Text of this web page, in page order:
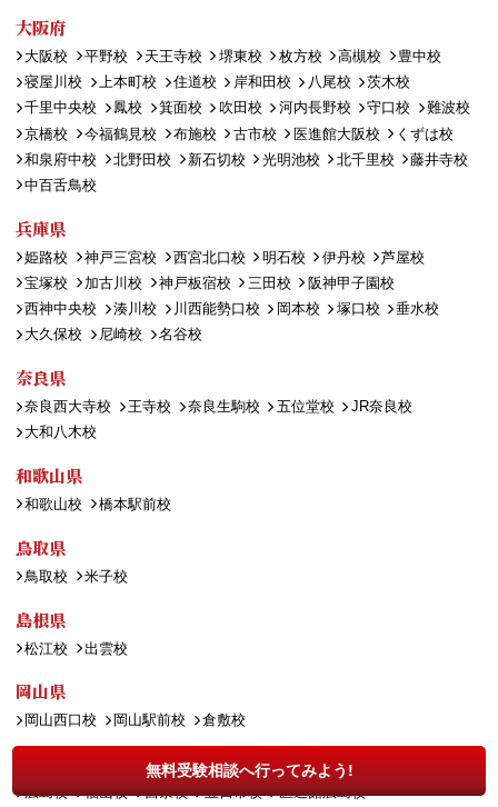
無料受験相談へ行ってみよう!
大阪府
大阪校 平野校 天王寺校 堺東校 枚方校 高槻校
豊中校
寝屋川校
上本町校 住道校 岸和田校 八尾校
茨木校
千里中央校
鳳校 箕面校 吹田校 河内長野校 守口校
難波校
京橋校
今福鶴見校 布施校 古市校 医進館大阪校
くずは校
和泉府中校
北野田校 新石切校 光明池校 北千里校
藤井寺校
中百舌鳥校
兵庫県
姫路校 神戸三宮校 西宮北口校 明石校 伊丹校
芦屋校
宝塚校
加古川校 神戸板宿校 三田校
阪神甲子園校
西神中央校
湊川校 川西能勢口校 岡本校 塚口校
垂水校
大久保校
尼崎校 名谷校
奈良県
奈良西大寺校 王寺校 奈良生駒校 五位堂校
JR奈良校
大和八木校
和歌山県
和歌山校 橋本駅前校
鳥取県
鳥取校 米子校
島根県
松江校 出雲校
岡山県
岡山西口校 岡山駅前校 倉敷校
広島校 福山校 西条校 五日市校 医進館広島校